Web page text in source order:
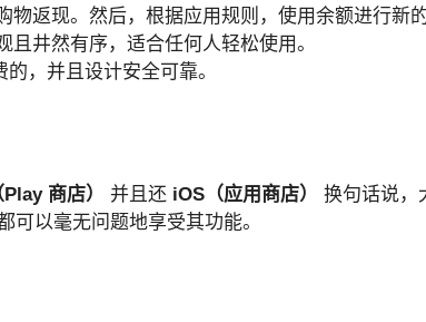
物返现。然后，根据应用规则，使用余额进行新的
井然有序，适合任何人轻松使用。
，并且设计安全可靠。
商店） 并且还 iOS（应用商店）
换句话说
以毫无问题地享受其功能。